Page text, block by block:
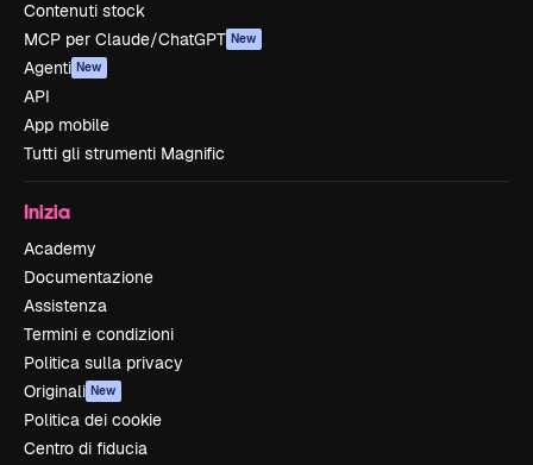
Contenuti stock
MCP per Claude/ChatGPT New
Agenti New
API
App mobile
Tutti gli strumenti Magnific
Inizia
Academy
Documentazione
Assistenza
Termini e condizioni
Politica sulla privacy
Originali New
Politica dei cookie
Centro di fiducia